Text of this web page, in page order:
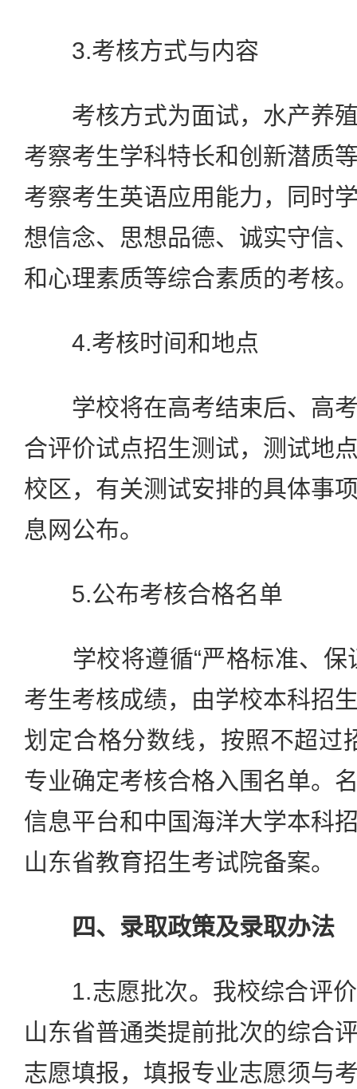
3.考核方式与内容
考核方式为面试，水产养殖
考察考生学科特长和创新潜质
考察考生英语应用能力，同时
想信念、思想品德、诚实守信
和心理素质等综合素质的考核
4.考核时间和地点
学校将在高考结束后、高考
合评价试点招生测试，测试地
校区，有关测试安排的具体事
息网公布。
5.公布考核合格名单
学校将遵循“严格标准、保
考生考核成绩，由学校本科招
划定合格分数线，按照不超过
专业确定考核合格入围名单。
信息平台和中国海洋大学本科
山东省教育招生考试院备案。
四、录取政策及录取办法
1.志愿批次。我校综合评价
山东省普通类提前批次的综合
志愿填报，填报专业志愿须与